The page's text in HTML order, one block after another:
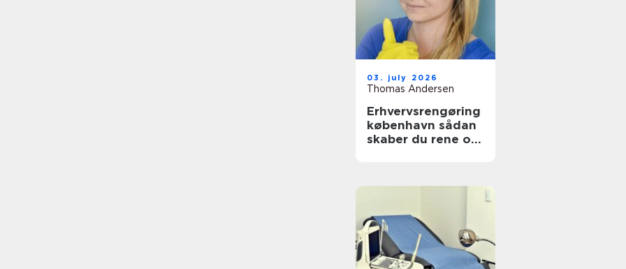
03. july 2026
Thomas Andersen
Erhvervsrengøring
københavn sådan
skaber du rene og